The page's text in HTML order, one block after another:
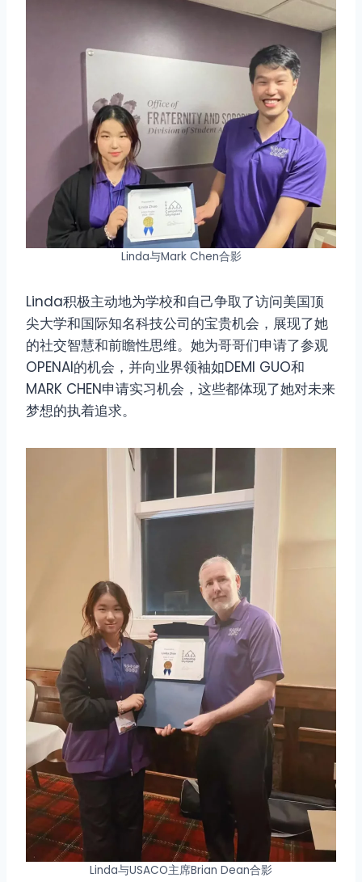
Linda与Mark Chen合影
Linda积极主动地为学校和自己争取了访问美国顶
尖大学和国际知名科技公司的宝贵机会，展现了她
的社交智慧和前瞻性思维。她为哥哥们申请了参观
OPENAI的机会，并向业界领袖如DEMI GUO和
MARK CHEN申请实习机会，这些都体现了她对未来
梦想的执着追求。
Linda与USACO主席Brian Dean合影